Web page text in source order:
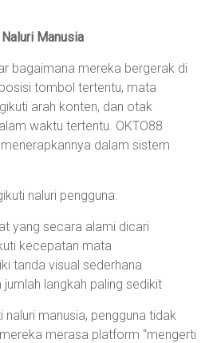
Manusia
bagaimana mereka bergerak di
tombol tertentu, mata
arah konten, dan otak
waktu tertentu. OKTO88
dalam sistem
naluri pengguna:
yang secara alami dicari
kecepatan mata
tanda visual sederhana
langkah paling sedikit
manusia, pengguna tidak
merasa platform “mengerti